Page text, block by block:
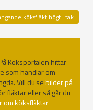
köksfläkt högt i tak
Köksportalen hittar
som handlar om
Vill du sebilder på
fläktar eller så går du
om köksfläktar